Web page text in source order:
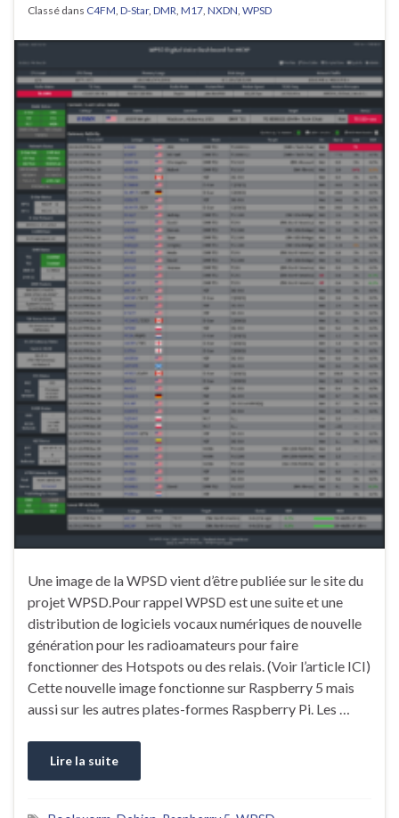
Classé dans C4FM, D-Star, DMR, M17, NXDN, WPSD
Une image de la WPSD vient d’être publiée sur le site du
projet WPSD.Pour rappel WPSD est une suite et une
distribution de logiciels vocaux numériques de nouvelle
génération pour les radioamateurs pour faire
fonctionner des Hotspots ou des relais. (Voir l’article ICI)
Cette nouvelle image fonctionne sur Raspberry 5 mais
aussi sur les autres plates-formes Raspberry Pi. Les …
Lire la suite